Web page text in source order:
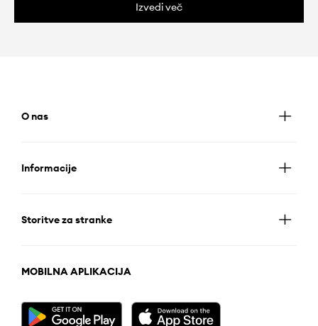
Izvedi več
O nas
Informacije
Storitve za stranke
MOBILNA APLIKACIJA